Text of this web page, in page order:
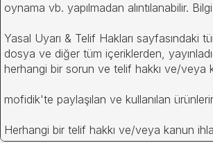
oynama vb. yapılmadan alıntılanabilir.
Yasal Uyarı & Telif Hakları sayfasındaki
dosya ve diğer tüm içeriklerden,
herhangi bir sorun ve telif hakkı ve/veya
mofidik'te paylaşılan ve kullanılan
Herhangi bir telif hakkı ve/veya kanun